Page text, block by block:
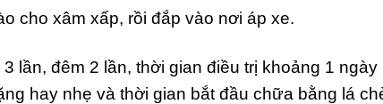
cho xâm xấp, rồi đắp vào nơi áp xe.
lần, đêm 2 lần, thời gian điều trị khoảng 1
hay nhẹ và thời gian bắt đầu chữa bằng lá